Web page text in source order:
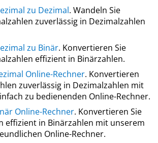
zu Dezimal. Wandeln Sie
zuverlässig in Dezimalzahlen
zu Binär. Konvertieren Sie
effizient in Binärzahlen.
Online-Rechner. Konvertieren
zuverlässig in Dezimalzahlen mit
zu bedienenden Online-Rechner.
Online-Rechner. Konvertieren Sie
effizient in Binärzahlen mit unserem
Online-Rechner.